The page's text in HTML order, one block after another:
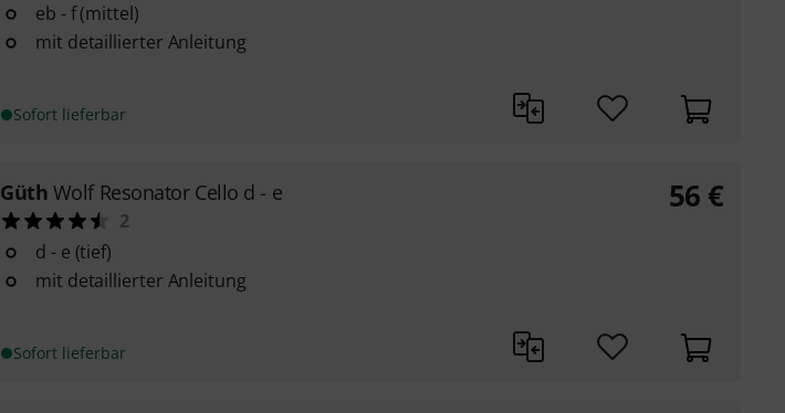
eb - f (mittel)
mit detaillierter Anleitung
Sofort lieferbar
Güth Wolf Resonator Cello d - e
2
d - e (tief)
mit detaillierter Anleitung
Sofort lieferbar
56 €